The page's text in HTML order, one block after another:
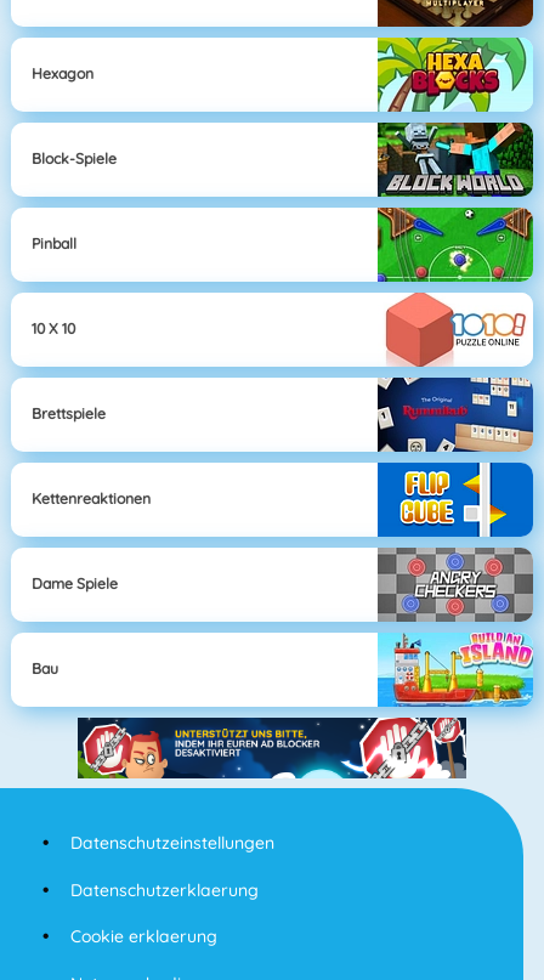
Hexagon
Block-Spiele
Pinball
10 X 10
Brettspiele
Kettenreaktionen
Dame Spiele
Bau
Datenschutzeinstellungen
Datenschutzerklaerung
Cookie erklaerung